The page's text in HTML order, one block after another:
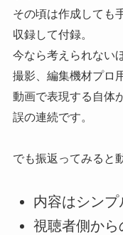
その頃は作成しても
収録して付録。
今なら考えられない
撮影、編集機材プロ
動画で表現する自体
誤の連続です。
でも振返ってみると
内容はシン
視聴者側から